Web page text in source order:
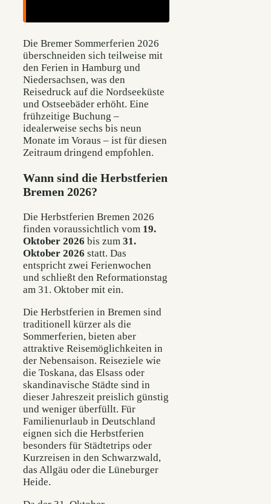
Die Bremer Sommerferien 2026
überschneiden sich teilweise mit
den Ferien in Hamburg und
Niedersachsen, was den
Reisedruck auf die Nordseeküste
und Ostseebäder erhöht. Eine
frühzeitige Buchung –
idealerweise sechs bis neun
Monate im Voraus – ist für diesen
Zeitraum dringend empfohlen.
Wann sind die Herbstferien
Bremen 2026?
Die Herbstferien Bremen 2026
finden voraussichtlich vom 19.
Oktober 2026 bis zum 31.
Oktober 2026 statt. Das
entspricht zwei Ferienwochen
und schließt den Reformationstag
am 31. Oktober mit ein.
Die Herbstferien in Bremen sind
traditionell kürzer als die
Sommerferien, bieten aber
attraktive Reisemöglichkeiten in
der Nebensaison. Reiseziele wie
die Toskana, das Elsass oder
skandinavische Städte sind in
dieser Jahreszeit preislich günstig
und weniger überfüllt. Für
Familienurlaub in Deutschland
eignen sich die Herbstferien
besonders für Städtetrips oder
Kurzreisen in den Schwarzwald,
das Allgäu oder die Lüneburger
Heide.